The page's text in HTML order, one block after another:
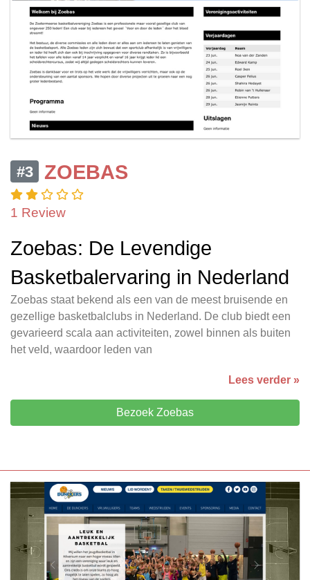
#3 ZOEBAS
1 Review
Zoebas: De Levendige
Basketbalervaring in Nederland
Zoebas staat bekend als een van de meest bruisende en
gezellige basketbalclubs in Nederland. De club biedt een
gevarieerd scala aan activiteiten, zowel binnen als buiten
het veld, waardoor leden van
Lees verder »
Bezoek Zoebas